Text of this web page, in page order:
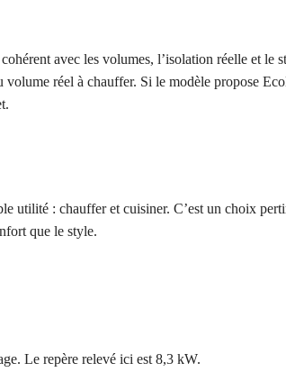
avec les volumes, l’isolation réelle et le
volume réel à chauffer. Si le modèle propose
utilité : chauffer et cuisiner. C’est un choix
que le style.
Le repère relevé ici est 8,3 kW.